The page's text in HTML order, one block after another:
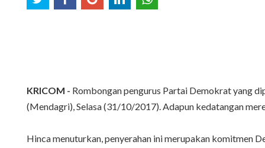
KRICOM - Rombongan pengurus Partai Demokrat yang
(Mendagri), Selasa (31/10/2017). Adapun kedatangan
Hinca menuturkan, penyerahan ini merupakan komitmen